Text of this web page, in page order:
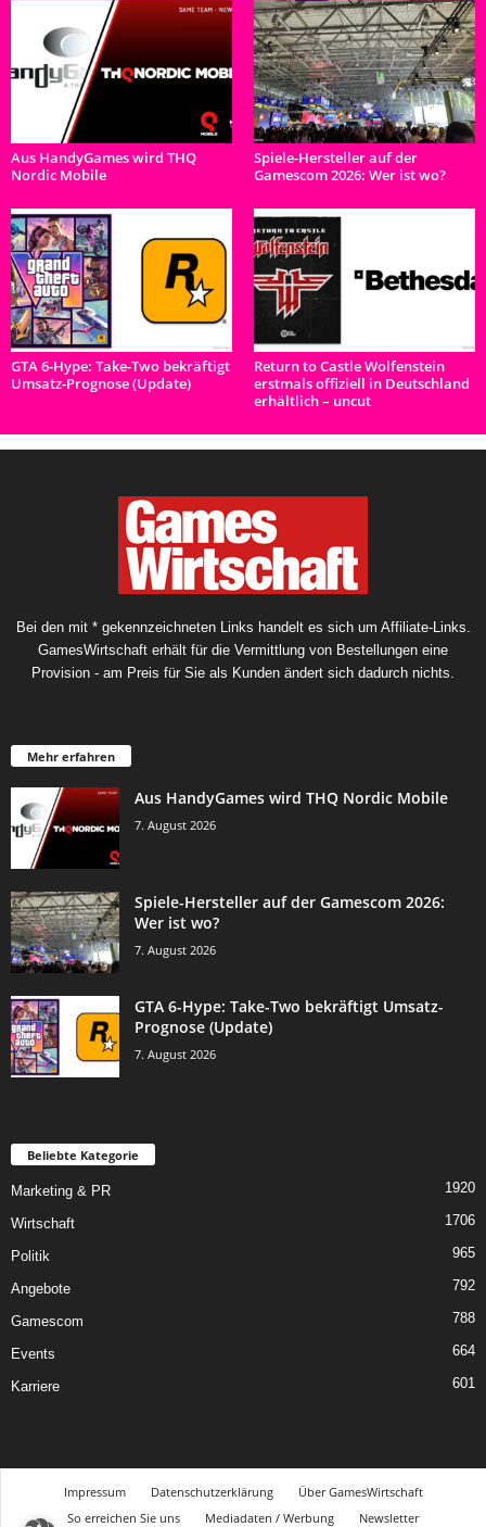
Aus HandyGames wird THQ
Nordic Mobile
Spiele-Hersteller auf der
Gamescom 2026: Wer ist wo?
GTA 6-Hype: Take-Two bekräftigt
Umsatz-Prognose (Update)
Return to Castle Wolfenstein
erstmals offiziell in Deutschland
erhältlich – uncut
Bei den mit * gekennzeichneten Links handelt es sich um Affiliate-Links.
GamesWirtschaft erhält für die Vermittlung von Bestellungen eine
Provision - am Preis für Sie als Kunden ändert sich dadurch nichts.
Mehr erfahren
Aus HandyGames wird THQ Nordic Mobile
7. August 2026
Spiele-Hersteller auf der Gamescom 2026:
Wer ist wo?
7. August 2026
GTA 6-Hype: Take-Two bekräftigt Umsatz-
Prognose (Update)
7. August 2026
Beliebte Kategorie
Marketing & PR 1920
Wirtschaft 1706
Politik 965
Angebote 792
Gamescom 788
Events 664
Karriere 601
Impressum Datenschutzerklärung
Über GamesWirtschaft
So erreichen Sie uns
Mediadaten / Werbung Newsletter